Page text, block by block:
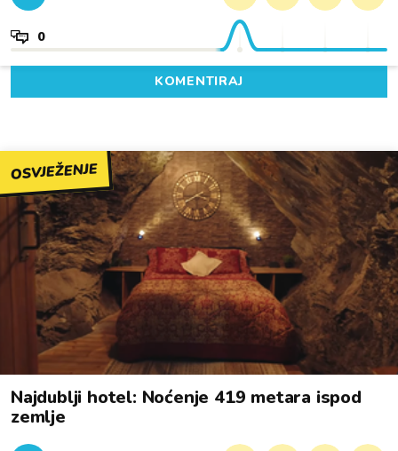
0
KOMENTIRAJ
OSVJEŽENJE
Najdublji hotel: Noćenje 419 metara ispod
zemlje